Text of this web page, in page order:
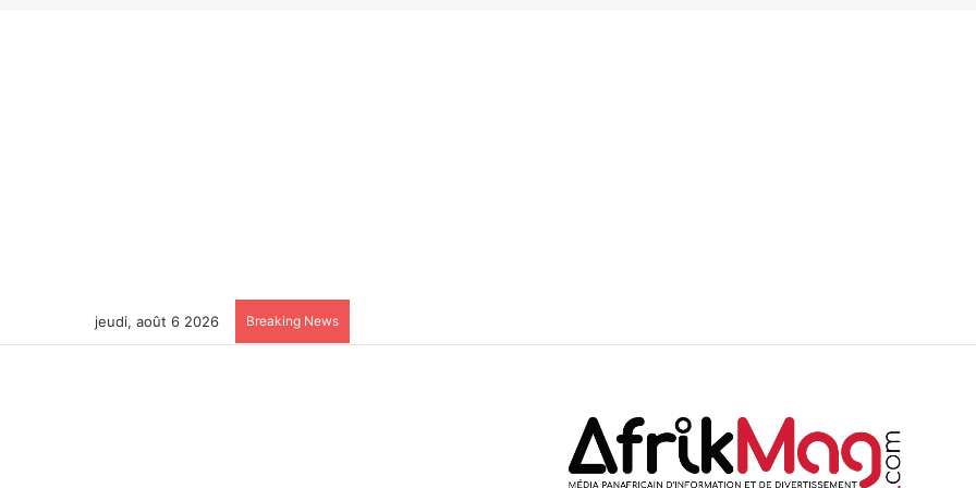
jeudi, août 6 2026 Breaking News